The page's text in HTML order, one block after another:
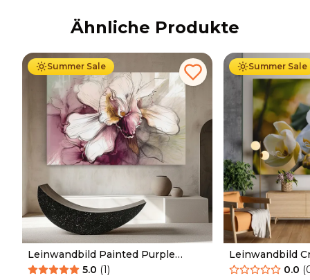
Ähnliche Produkte
Summer Sale
39.90 € 34.90 €
Leinwandbild Painted Purple
Orchid
5.0 (1)
Summer Sale
Ab
Leinwandbild
Nature
0.0 (